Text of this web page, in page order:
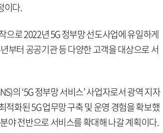
이다.
으로 2022년 5G 정부망 선도사업에 유일하게
부터 공공기관 등 다양한 고객을 대상으로 서
의 ‘5G 정부망 서비스’ 사업자로서 광역 지자
화된 5G 업무망 구축 및 운영 경험을 확보했
야 전반으로 서비스를 확대해 나갈 계획이다.